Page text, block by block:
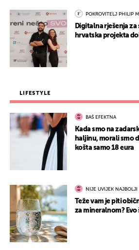
POKROVITELJ PHILIP
Digitalna rješenja
hrvatska projekta
LIFESTYLE
BAŠ EFEKTNA
Kada smo na
haljinu, morali smo
košta samo 18 eura
NIJE UVIJEK NAJBOLJI
Teže vam je piti
za mineralnom?